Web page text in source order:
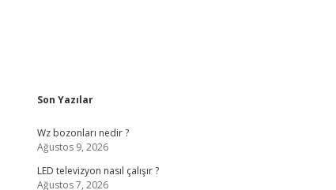
Sidebar
Son Yazılar
Wz bozonları nedir ?
Ağustos 9, 2026
LED televizyon nasıl çalışır ?
Ağustos 7, 2026
ilbet yeni giriş